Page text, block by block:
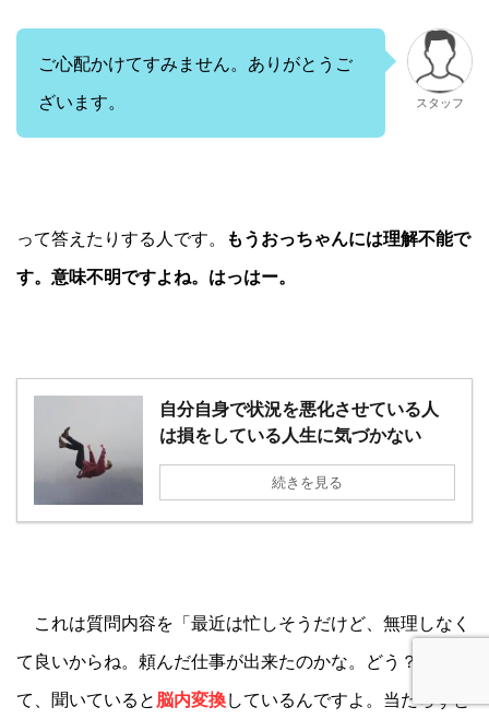
ご心配かけてすみません。ありがとうご
ざいます。
スタッフ
って答えたりする人です。
もうおっちゃんには理解不能で
す。意味不明ですよね。はっはー。
自分自身で状況を悪化させている人
は損をしている人生に気づかない
続きを見る
これは質問内容を「最近は忙しそうだけど、無理しなく
て良いからね。頼んだ仕事が出来たのかな。どう？」っ
て、聞いていると 脳内変換しているんですよ。当たらずと